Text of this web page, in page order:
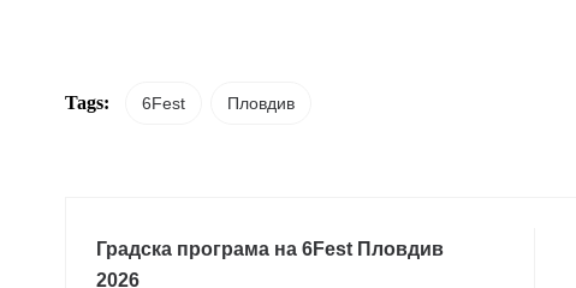
Tags: 6Fest Пловдив
Градска програма на 6Fest Пловдив
2026